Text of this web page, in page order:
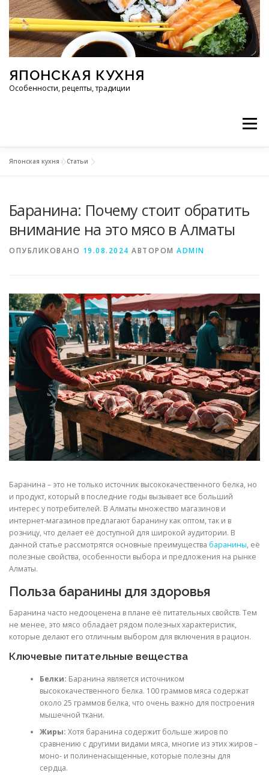
Перейти к содержимому
ЯПОНСКАЯ КУХНЯ
Особенности, рецепты, традиции
Меню
РЕЦЕПТЫ ТРАДИЦИИ СТАТЬИ
Японская кухня »Статьи
Баранина: Почему стоит обратить
внимание на это мясо в Алматы
ОПУБЛИКОВАНО 19.08.2024 АВТОРОМ ADMIN
Баранина – это не только источник высококачественного белка, но
и продукт, который в последние годы вызывает все больший
интерес у потребителей. В Алматы множество магазинов и
интернет-магазинов предлагают баранину как оптом, так и в
розницу, что делает её доступной для широкой аудитории. В
данной статье рассмотрятся основные преимущества баранины, её
полезные свойства, особенности выбора и предложения на рынке
Алматы.
Польза баранины для здоровья
Баранина часто недооценена в плане её питательных свойств. Тем
не менее, это мясо обладает рядом полезных характеристик,
которые делают его отличным выбором для включения в рацион.
Ключевые питательные вещества
Белки: Баранина является источником
высококачественного белка. 100 граммов мяса содержат
около 25 граммов белка, что очень важно для построения
мышечной ткани.
Жиры: Хотя баранина содержит больше жиров по
сравнению с другими видами мяса, многие из этих жиров –
моно- и полиненасыщенные, которые полезны для
сердца.